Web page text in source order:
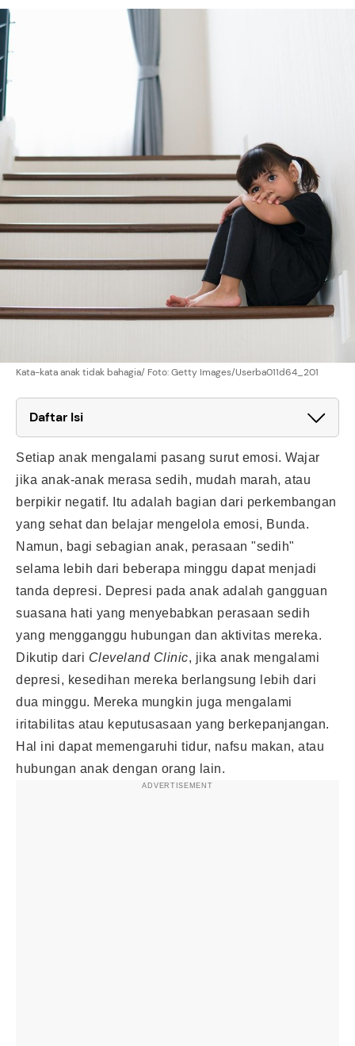
Kata-kata anak tidak bahagia/ Foto: Getty Images/Userba011d64_201
Daftar Isi
Setiap anak mengalami pasang surut emosi. Wajar
jika anak-anak merasa sedih, mudah marah, atau
berpikir negatif. Itu adalah bagian dari perkembangan
yang sehat dan belajar mengelola emosi, Bunda.
Namun, bagi sebagian anak, perasaan "sedih"
selama lebih dari beberapa minggu dapat menjadi
tanda depresi. Depresi pada anak adalah gangguan
suasana hati yang menyebabkan perasaan sedih
yang mengganggu hubungan dan aktivitas mereka.
Dikutip dari Cleveland Clinic, jika anak mengalami
depresi, kesedihan mereka berlangsung lebih dari
dua minggu. Mereka mungkin juga mengalami
iritabilitas atau keputusasaan yang berkepanjangan.
Hal ini dapat memengaruhi tidur, nafsu makan, atau
hubungan anak dengan orang lain.
ADVERTISEMENT